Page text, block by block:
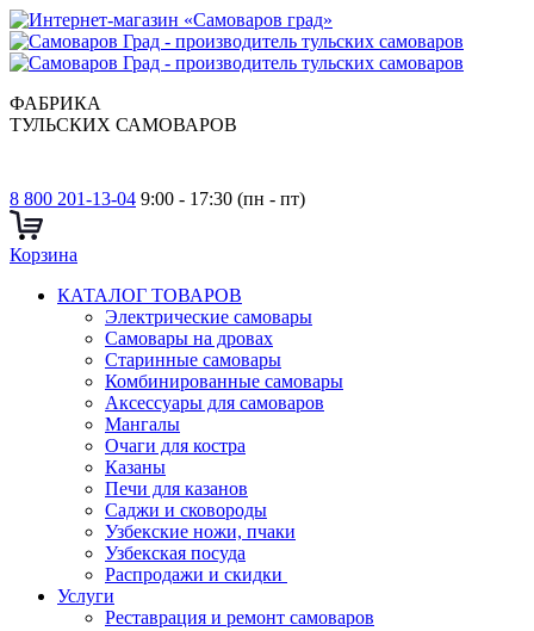
ФАБРИКА
ТУЛЬСКИХ САМОВАРОВ
8 800 201-13-04 9:00 - 17:30 (пн - пт)
Корзина
КАТАЛОГ ТОВАРОВ
Электрические самовары
Cамовары на дровах
Старинные самовары
Комбинированные самовары
Аксессуары для самоваров
Мангалы
Очаги для костра
Казаны
Печи для казанов
Саджи и сковороды
Узбекские ножи, пчаки
Узбекская посуда
Распродажи и скидки
Услуги
Реставрация и ремонт самоваров